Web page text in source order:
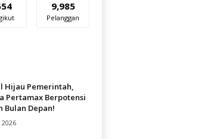
9,985
Pelanggan
Hijau Pemerintah,
Pertamax Berpotensi
Bulan Depan!
2026